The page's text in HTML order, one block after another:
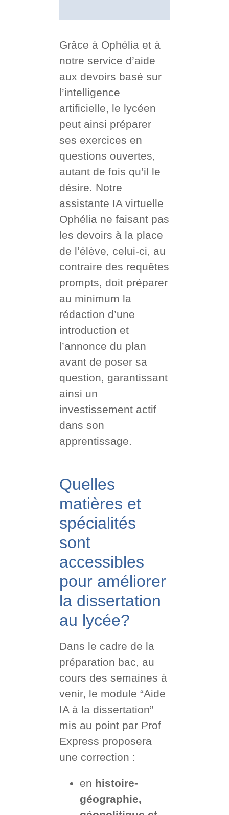
Grâce à Ophélia et à
notre service d’aide
aux devoirs basé sur
l’intelligence
artificielle, le lycéen
peut ainsi préparer
ses exercices en
questions ouvertes,
autant de fois qu’il le
désire. Notre
assistante IA virtuelle
Ophélia ne faisant pas
les devoirs à la place
de l’élève, celui-ci, au
contraire des requêtes
prompts, doit préparer
au minimum la
rédaction d’une
introduction et
l’annonce du plan
avant de poser sa
question, garantissant
ainsi un
investissement actif
dans son
apprentissage.
Quelles
matières et
spécialités
sont
accessibles
pour améliorer
la dissertation
au lycée?
Dans le cadre de la
préparation bac, au
cours des semaines à
venir, le module “Aide
IA à la dissertation”
mis au point par Prof
Express proposera
une correction :
en histoire-
géographie,